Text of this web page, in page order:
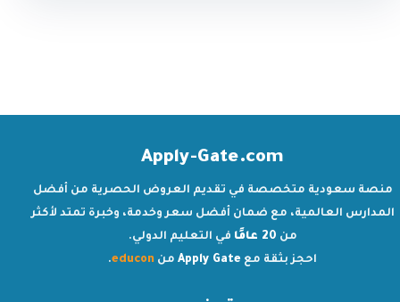
Apply-Gate.com
منصة سعودية متخصصة في تقديم العروض الحصرية من أفضل
المدارس العالمية، مع ضمان أفضل سعر وخدمة، وخبرة تمتد لأكثر
من 20 عامًا
في التعليم الدولي.
احجز بثقة مع Apply Gate من educon
.